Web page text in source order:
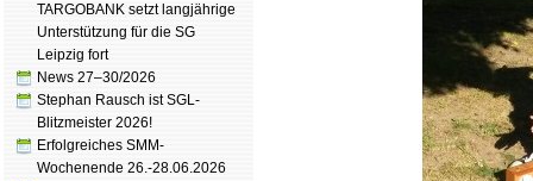
TARGOBANK setzt langjährige
Unterstützung für die SG
Leipzig fort
News 27–30/2026
Stephan Rausch ist SGL-
Blitzmeister 2026!
Erfolgreiches SMM-
Wochenende 26.-28.06.2026